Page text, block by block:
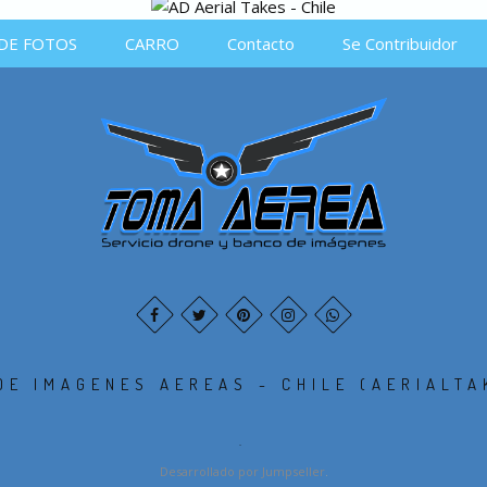
FOTOS CARRO Contacto Se Contribuidor
IMAGENES AEREAS - CHILE
.
Desarrollado por Jumpseller.